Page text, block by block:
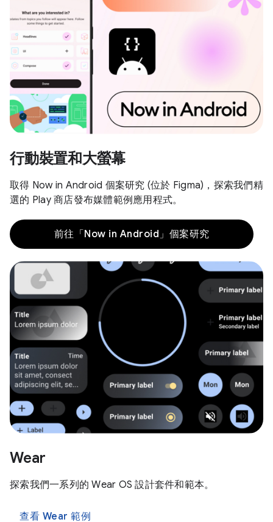
行動裝置和大螢幕
取得 Now in Android 個案研究 (位於 Figma)，探索我們精
選的 Play 商店發布媒體範例應用程式。
前往「Now in Android」個案研究
Wear
探索我們一系列的 Wear OS 設計套件和範本。
查看 Wear 範例